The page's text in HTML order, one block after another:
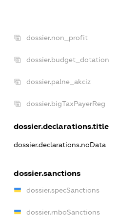
dossier.non_profit
dossier.budget_dotation
dossier.palne_akciz
dossier.bigTaxPayerReg
dossier.declarations.title
dossier.declarations.noData
dossier.sanctions
dossier.specSanctions
dossier.rnboSanctions